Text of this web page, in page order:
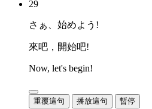
29
さぁ、始めよう!
來吧，開始吧!
Now, let's begin!
重覆這句 播放這句 暫停